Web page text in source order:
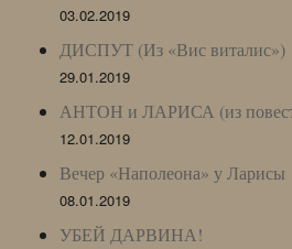
03.02.2019
ДИСПУТ (Из «Вис виталис»)
29.01.2019
АНТОН и ЛАРИСА (из
12.01.2019
Вечер «Наполеона» у Ларисы
08.01.2019
УБЕЙ ДАРВИНА!